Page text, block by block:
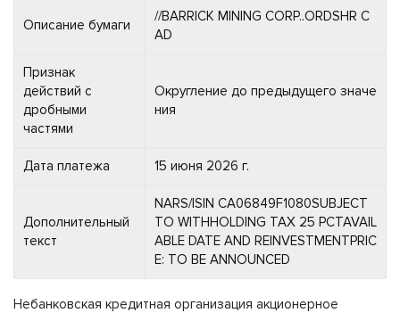
Описание бумаги
//BARRICK MINING CORP..ORDSHR C
AD
Признак
действий с
дробными
частями
Округление до предыдущего значе
ния
Дата платежа 15 июня 2026 г.
Дополнительный
текст
NARS/ISIN CA06849F1080SUBJECT
TO WITHHOLDING TAX 25 PCTAVAIL
ABLE DATE AND REINVESTMENTPRIC
E: TO BE ANNOUNCED
Небанковская кредитная организация акционерное